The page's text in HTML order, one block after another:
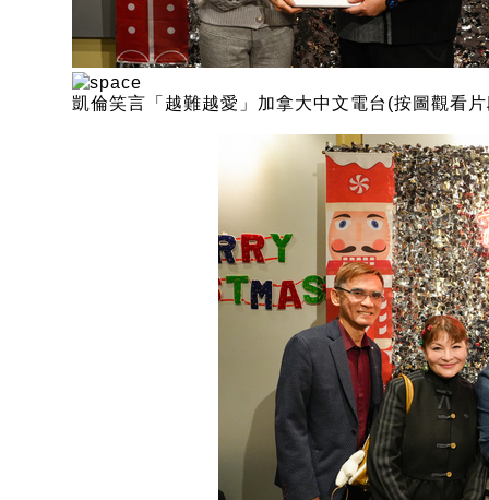
凱倫笑言「越難越愛」加拿大中文電台(按圖觀看